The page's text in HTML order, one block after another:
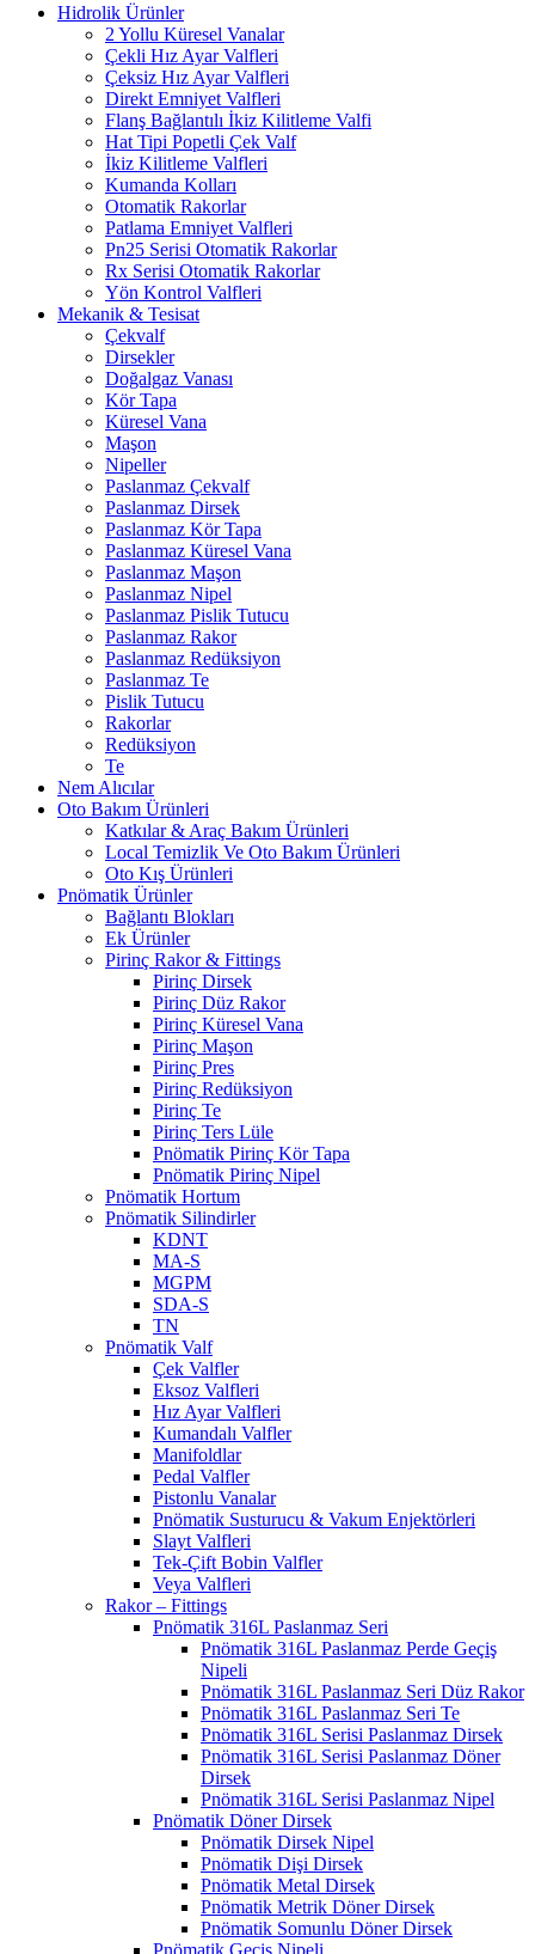
Hidrolik Ürünler
2 Yollu Küresel Vanalar
Çekli Hız Ayar Valfleri
Çeksiz Hız Ayar Valfleri
Direkt Emniyet Valfleri
Flanş Bağlantılı İkiz Kilitleme Valfi
Hat Tipi Popetli Çek Valf
İkiz Kilitleme Valfleri
Kumanda Kolları
Otomatik Rakorlar
Patlama Emniyet Valfleri
Pn25 Serisi Otomatik Rakorlar
Rx Serisi Otomatik Rakorlar
Yön Kontrol Valfleri
Mekanik & Tesisat
Çekvalf
Dirsekler
Doğalgaz Vanası
Kör Tapa
Küresel Vana
Maşon
Nipeller
Paslanmaz Çekvalf
Paslanmaz Dirsek
Paslanmaz Kör Tapa
Paslanmaz Küresel Vana
Paslanmaz Maşon
Paslanmaz Nipel
Paslanmaz Pislik Tutucu
Paslanmaz Rakor
Paslanmaz Redüksiyon
Paslanmaz Te
Pislik Tutucu
Rakorlar
Redüksiyon
Te
Nem Alıcılar
Oto Bakım Ürünleri
Katkılar & Araç Bakım Ürünleri
Local Temizlik Ve Oto Bakım Ürünleri
Oto Kış Ürünleri
Pnömatik Ürünler
Bağlantı Blokları
Ek Ürünler
Pirinç Rakor & Fittings
Pirinç Dirsek
Pirinç Düz Rakor
Pirinç Küresel Vana
Pirinç Maşon
Pirinç Pres
Pirinç Redüksiyon
Pirinç Te
Pirinç Ters Lüle
Pnömatik Pirinç Kör Tapa
Pnömatik Pirinç Nipel
Pnömatik Hortum
Pnömatik Silindirler
KDNT
MA-S
MGPM
SDA-S
TN
Pnömatik Valf
Çek Valfler
Eksoz Valfleri
Hız Ayar Valfleri
Kumandalı Valfler
Manifoldlar
Pedal Valfler
Pistonlu Vanalar
Pnömatik Susturucu & Vakum Enjektörleri
Slayt Valfleri
Tek-Çift Bobin Valfler
Veya Valfleri
Rakor – Fittings
Pnömatik 316L Paslanmaz Seri
Pnömatik 316L Paslanmaz Perde Geçiş
Nipeli
Pnömatik 316L Paslanmaz Seri Düz Rakor
Pnömatik 316L Paslanmaz Seri Te
Pnömatik 316L Serisi Paslanmaz Dirsek
Pnömatik 316L Serisi Paslanmaz Döner
Dirsek
Pnömatik 316L Serisi Paslanmaz Nipel
Pnömatik Döner Dirsek
Pnömatik Dirsek Nipel
Pnömatik Dişi Dirsek
Pnömatik Metal Dirsek
Pnömatik Metrik Döner Dirsek
Pnömatik Somunlu Döner Dirsek
Pnömatik Geçiş Nipeli